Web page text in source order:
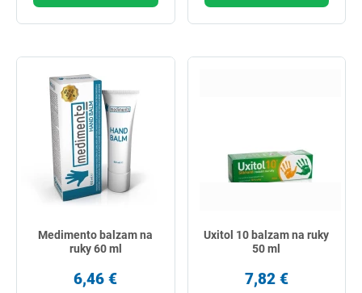
Medimento balzam na
ruky 60 ml
6,46 €
Uxitol 10 balzam na ruky
50 ml
7,82 €